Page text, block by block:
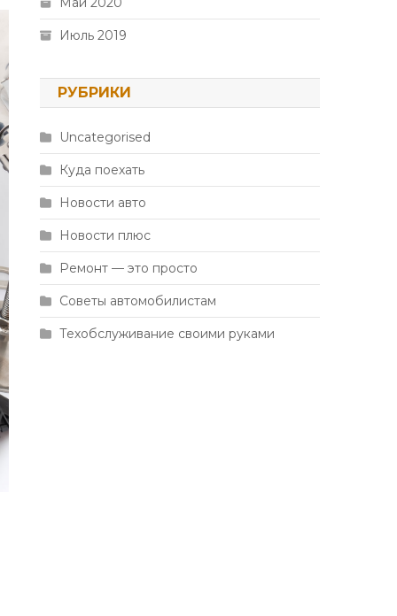
Июль 2019
РУБРИКИ
Uncategorised
Куда поехать
Новости авто
Новости плюс
Ремонт — это просто
Советы автомобилистам
Техобслуживание своими руками